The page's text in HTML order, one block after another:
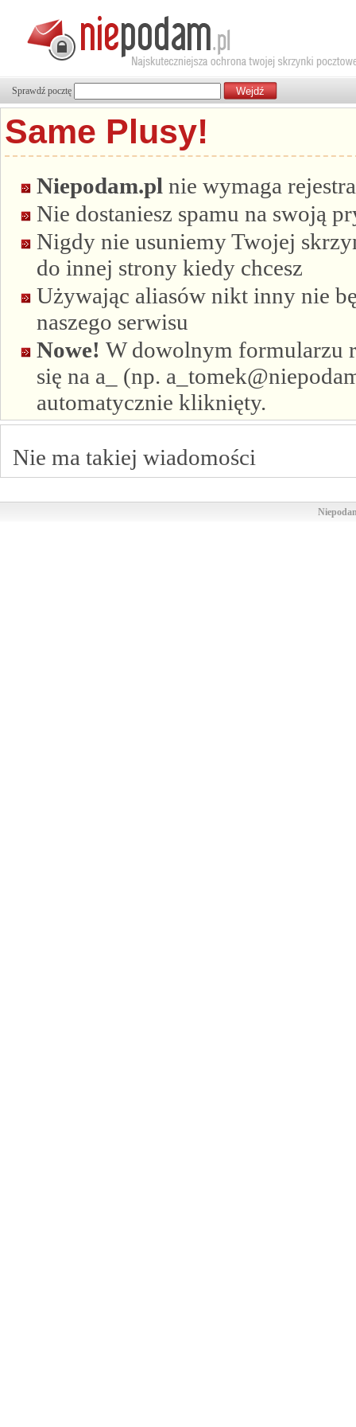
Sprawdź pocztę
Same Plusy!
Niepodam.pl nie wymaga
Nie dostaniesz spamu na swoją
Nigdy nie usuniemy Twojej
do innej strony kiedy chcesz
Używając aliasów nikt inny nie
naszego serwisu
Nowe! W dowolnym formularzu
się na a_ (np.
automatycznie kliknięty.
Nie ma takiej wiadomości